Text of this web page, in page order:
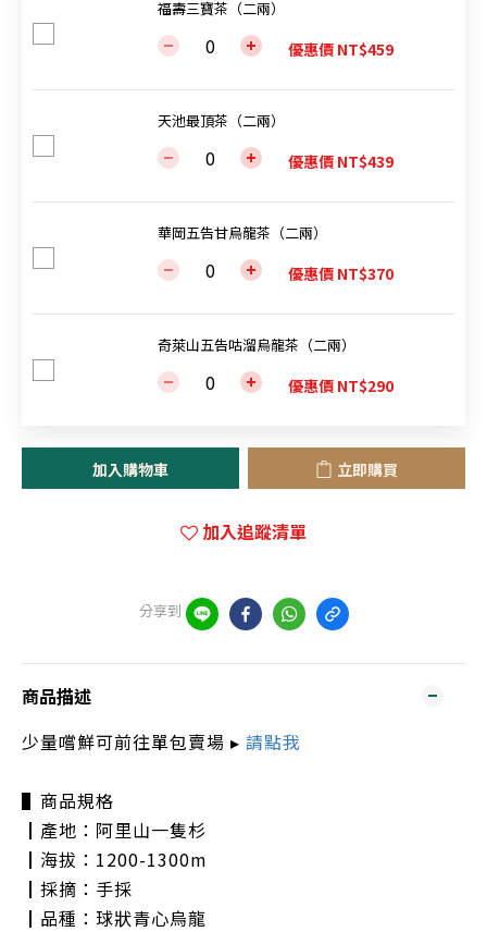
福壽三寶茶（二兩）
優惠價 NT$459
天池最頂茶（二兩）
優惠價 NT$439
華岡五告甘烏龍茶（二兩）
優惠價 NT$370
奇萊山五告咕溜烏龍茶（二兩）
優惠價 NT$290
加入購物車 立即購買
加入追蹤清單
分享到
商品描述
少量嚐鮮可前往單包賣場 ▸ 請點我
▌商品規格
┃產地：阿里山一隻杉
┃海拔：1200-1300m
┃採摘：手採
┃品種：球狀青心烏龍